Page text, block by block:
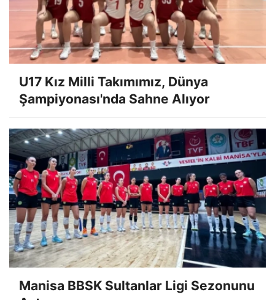
U17 Kız Milli Takımımız, Dünya
Şampiyonası'nda Sahne Alıyor
Manisa BBSK Sultanlar Ligi Sezonunu